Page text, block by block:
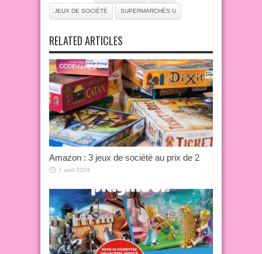
JEUX DE SOCIÉTÉ SUPERMARCHÉS U
RELATED ARTICLES
Amazon : 3 jeux de société au prix de 2
7 avril 2024